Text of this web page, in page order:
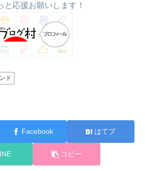
と応援お願いします！
ド
Facebook はてブ
コピー